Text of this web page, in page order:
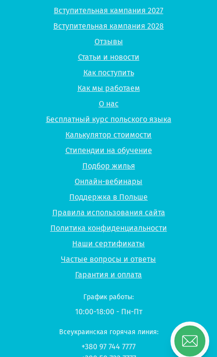
Вступительная кампания 2027
Вступительная кампания 2028
Отзывы
Статьи и новости
Как поступить
Как мы работаем
О нас
Бесплатный курс польского языка
Калькулятор стоимости
Стипендии на обучение
Подбор жилья
Онлайн-вебинары
Поддержка в Польше
Правила использования сайта
Политика конфиденциальности
Наши сертификаты
Частые вопросы и ответы
Гарантия и оплата
График работы:
10:00-18:00 - Пн-Пт
Всеукраинская горячая линия:
+380 97 744 7777